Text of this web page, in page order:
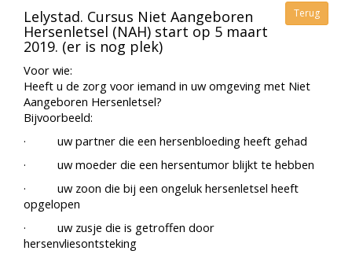
Terug
Lelystad. Cursus Niet Aangeboren
Hersenletsel (NAH) start op 5 maart
2019. (er is nog plek)
Voor wie:
Heeft u de zorg voor iemand in uw omgeving met Niet
Aangeboren Hersenletsel?
Bijvoorbeeld:
· uw partner die een hersenbloeding heeft gehad
· uw moeder die een hersentumor blijkt te hebben
· uw zoon die bij een ongeluk hersenletsel heeft
opgelopen
· uw zusje die is getroffen door
hersenvliesontsteking